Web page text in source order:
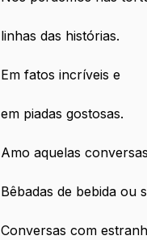
linhas das histórias.
Em fatos incríveis e
em piadas gostosas.
Amo aquelas
Bêbadas de bebida ou
Conversas com